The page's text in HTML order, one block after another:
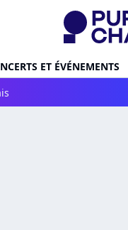
ET ÉVÉNEMENTS